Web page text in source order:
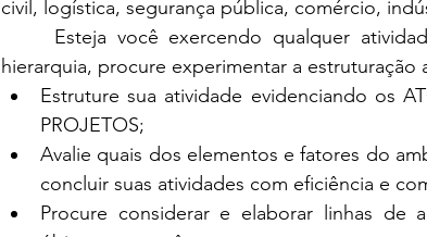
civil, logística, segurança pública, comércio,
hierarquia, procure experimentar a estruturação
Estruture sua atividade evidenciando os
PROJETOS;
Avalie quais dos elementos e fatores do
concluir suas atividades com eficiência e
Procure considerar e elaborar linhas de